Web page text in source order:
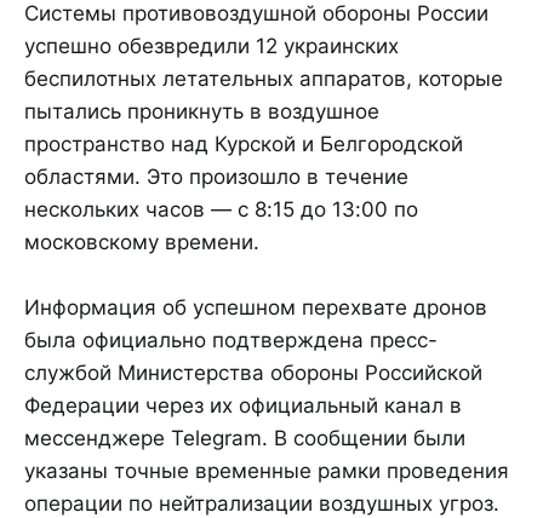
Системы противовоздушной обороны России
успешно обезвредили 12 украинских
беспилотных летательных аппаратов, которые
пытались проникнуть в воздушное
пространство над Курской и Белгородской
областями. Это произошло в течение
нескольких часов — с 8:15 до 13:00 по
московскому времени.
Информация об успешном перехвате дронов
была официально подтверждена пресс-
службой Министерства обороны Российской
Федерации через их официальный канал в
мессенджере Telegram. В сообщении были
указаны точные временные рамки проведения
операции по нейтрализации воздушных угроз.